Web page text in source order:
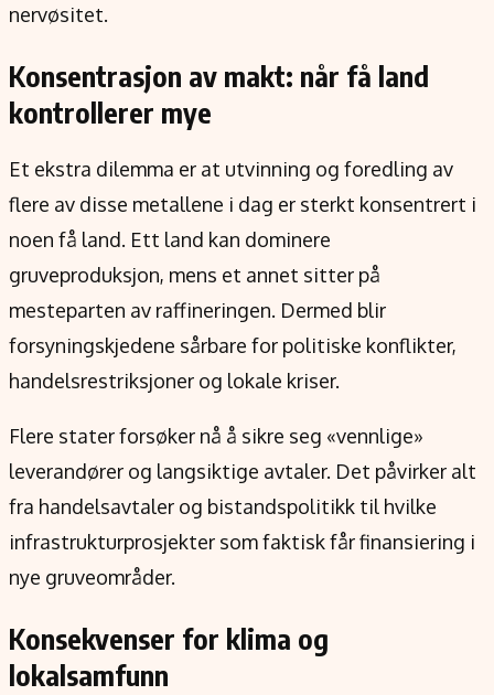
nervøsitet.
Konsentrasjon av makt: når få land
kontrollerer mye
Et ekstra dilemma er at utvinning og foredling av
flere av disse metallene i dag er sterkt konsentrert i
noen få land. Ett land kan dominere
gruveproduksjon, mens et annet sitter på
mesteparten av raffineringen. Dermed blir
forsyningskjedene sårbare for politiske konflikter,
handelsrestriksjoner og lokale kriser.
Flere stater forsøker nå å sikre seg «vennlige»
leverandører og langsiktige avtaler. Det påvirker alt
fra handelsavtaler og bistandspolitikk til hvilke
infrastrukturprosjekter som faktisk får finansiering i
nye gruveområder.
Konsekvenser for klima og
lokalsamfunn